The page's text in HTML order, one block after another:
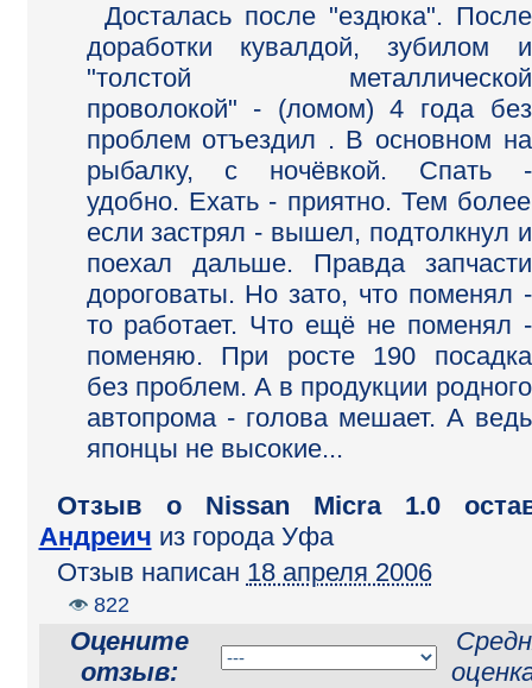
Досталась после "ездюка". После
доработки кувалдой, зубилом и
"толстой металлической
проволокой" - (ломом) 4 года без
проблем отъездил . В основном на
рыбалку, с ночёвкой. Спать -
удобно. Ехать - приятно. Тем более
если застрял - вышел, подтолкнул и
поехал дальше. Правда запчасти
дороговаты. Но зато, что поменял -
то работает. Что ещё не поменял -
поменяю. При росте 190 посадка
без проблем. А в продукции родного
автопрома - голова мешает. А ведь
японцы не высокие...
Отзыв o Nissan Micra 1.0
Андреич из города Уфа
Отзыв написан 18 апреля 2006
822
Оцените
отзыв: